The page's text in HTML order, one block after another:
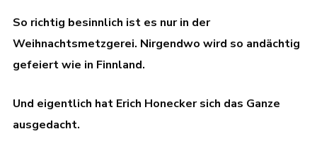
So richtig besinnlich ist es nur in der
Weihnachtsmetzgerei. Nirgendwo wird so andächtig
gefeiert wie in Finnland.
Und eigentlich hat Erich Honecker sich das Ganze
ausgedacht.